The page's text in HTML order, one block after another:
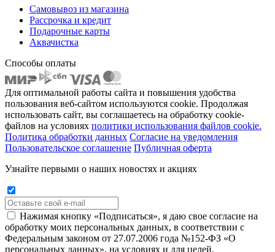
Самовывоз из магазина
Рассрочка и кредит
Подарочные карты
Аквачистка
Способы оплаты
Для оптимальной работы сайта и повышения удобства
пользования веб-сайтом используются cookie. Продолжая
использовать сайт, вы соглашаетесь на обработку cookie-
файлов на условиях политики использования файлов cookie.
Политика обработки данных Согласие на уведомления
Пользовательское соглашение Публичная оферта
Узнайте первыми о наших новостях и акциях
Нажимая кнопку «Подписаться», я даю свое согласие на
обработку моих персональных данных, в соответствии с
Федеральным законом от 27.07.2006 года №152-ФЗ «О
персональных данных», на условиях и для целей,